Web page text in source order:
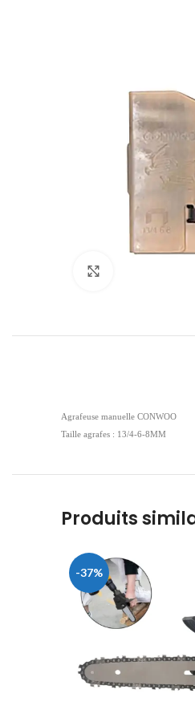
Agrafeuse manuelle CONWOO
Taille agrafes : 13/4-6-8MM
Produits
-37%